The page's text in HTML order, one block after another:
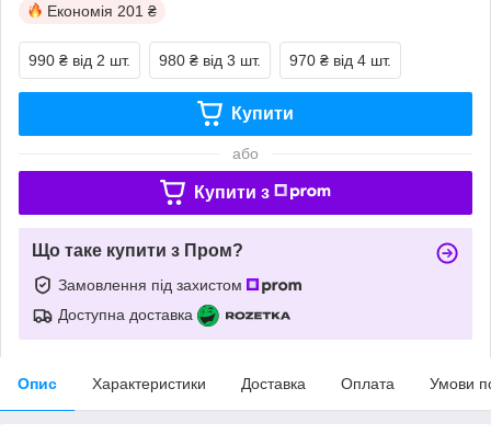
Економія 201 ₴
990 ₴ від 2 шт. 980 ₴ від 3 шт. 970 ₴ від 4 шт.
Купити
або
Купити з
Що таке купити з Пром?
Замовлення під захистом
Доступна доставка
Опис Характеристики Доставка Оплата Умови